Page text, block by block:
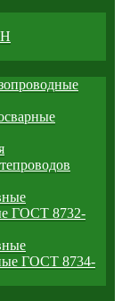
ГОСТ 8732-
ГОСТ 8734-